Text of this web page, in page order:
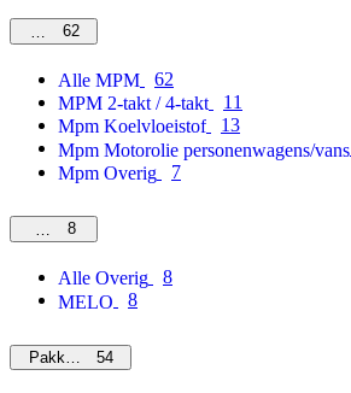
MPM62
Alle MPM
62
MPM 2-takt / 4-takt
11
Mpm Koelvloeistof
13
Mpm Motorolie personenwagens/vans
Mpm Overig
7
Overig
8
Alle Overig
8
MELO
8
Pakketten54